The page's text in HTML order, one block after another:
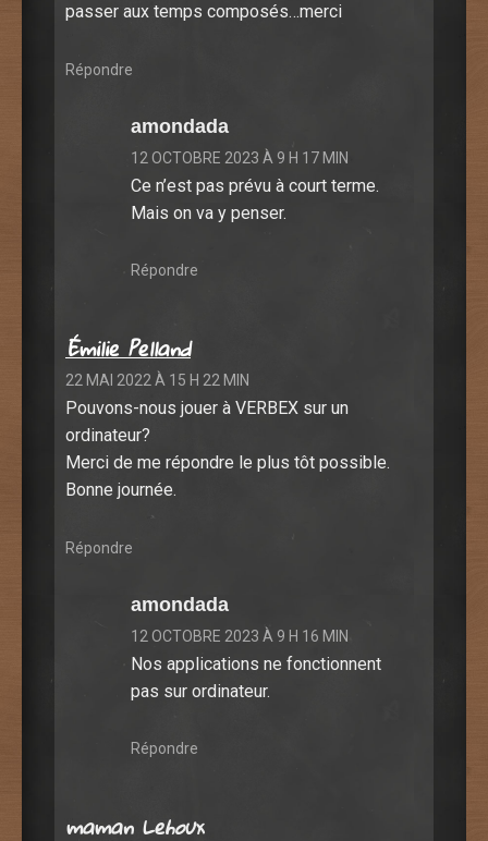
passer aux temps composés…merci
Répondre
amondada
12 OCTOBRE 2023 À 9 H 17 MIN
Ce n’est pas prévu à court terme.
Mais on va y penser.
Répondre
Émilie Pelland
22 MAI 2022 À 15 H 22 MIN
Pouvons-nous jouer à VERBEX sur un
ordinateur?
Merci de me répondre le plus tôt possible.
Bonne journée.
Répondre
amondada
12 OCTOBRE 2023 À 9 H 16 MIN
Nos applications ne fonctionnent
pas sur ordinateur.
Répondre
maman Lehoux